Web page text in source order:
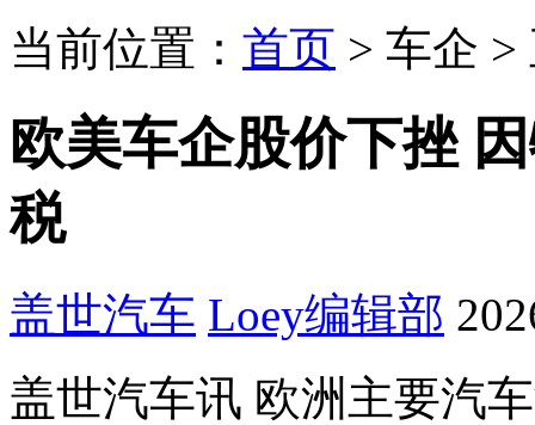
当前位置： 首页 > 车企 >
欧美车企股价下挫
税
盖世汽车 Loey编辑部
盖世汽车讯 欧洲主要汽